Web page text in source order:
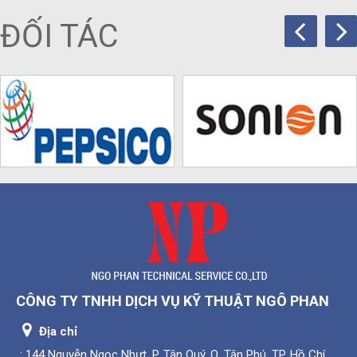
ĐỐI TÁC
CÔNG TY TNHH DỊCH VỤ KỸ THUẬT NGÔ PHAN
Địa chỉ